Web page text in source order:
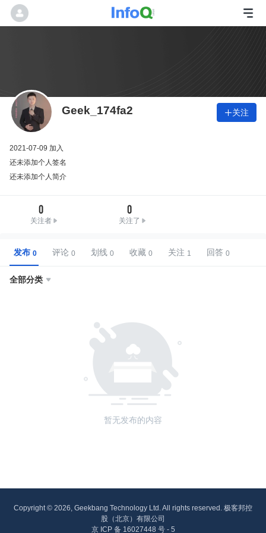
Geek_174fa2 关注
2021-07-09 加入
还未添加个人签名
还未添加个人简介
0
关注者
0
关注了
发布 评论 划线 收藏 关注 回答
全部分类 
暂无发布的内容
Copyright © 2026, Geekbang Technology Ltd. All rights reserved. 极客邦控
股（北京）有限公司
京 ICP 备 16027448 号 - 5